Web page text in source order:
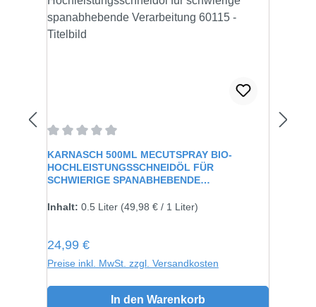
KARNASCH 500ML MECUTSPRAY BIO-
HOCHLEISTUNGSSCHNEIDÖL FÜR
SCHWIERIGE SPANABHEBENDE
Inhalt: 0.5 Liter (49,98 € / 1 Liter)
Regulärer Preis:
24,99 €
Preise inkl. MwSt. zzgl. Versandkosten
In den Warenkorb